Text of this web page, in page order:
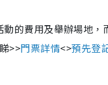
的費用及舉辦場地
>>門票詳情<>預先登